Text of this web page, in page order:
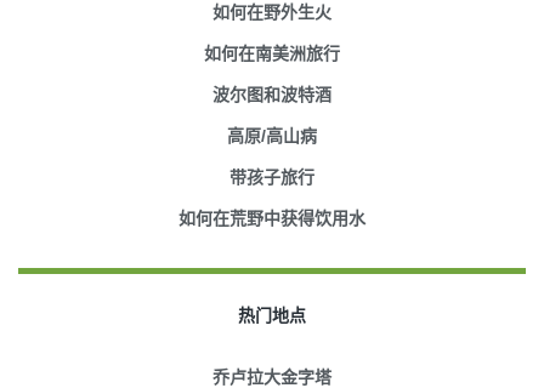
如何在野外生火
如何在南美洲旅行
波尔图和波特酒
高原/高山病
带孩子旅行
如何在荒野中获得饮用水
热门地点
乔卢拉大金字塔